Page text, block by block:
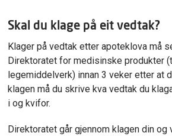
Skal du klage på eit vedtak?
Klager på vedtak etter apoteklova må
Direktoratet for medisinske produkter
legemiddelverk) innan 3 veker etter at
klagen må du skrive kva vedtak du
i og kvifor.
Direktoratet går gjennom klagen din og